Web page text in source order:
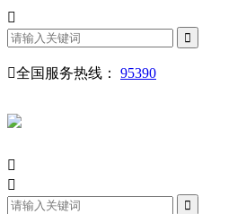
全国服务热线： 95390